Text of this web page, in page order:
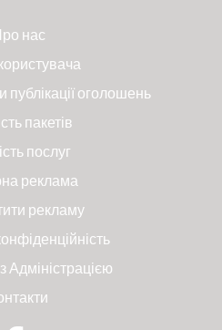
нас
оголошень
пакетів
послуг
реклама
рекламу
Адміністрацією